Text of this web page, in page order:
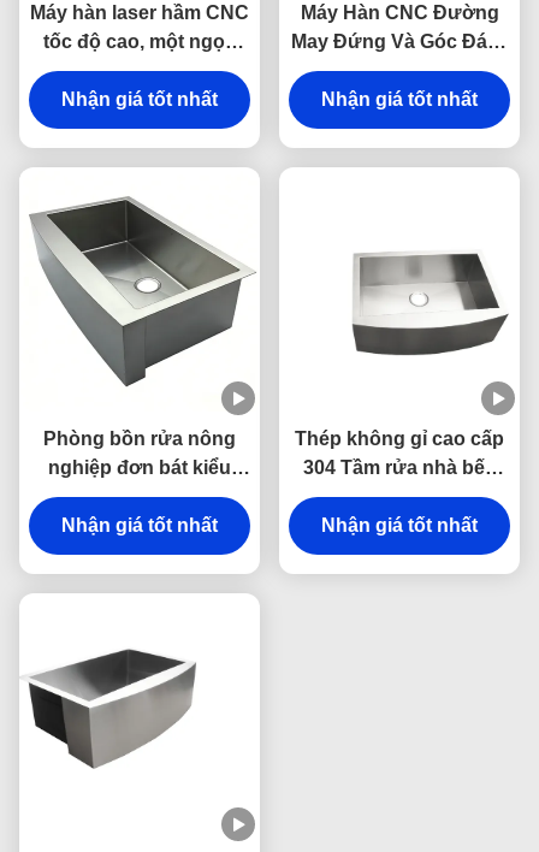
Máy hàn laser hầm CNC
tốc độ cao, một ngọn
đuốc tự động cho bồn
rửa thép không gỉ
Nhận giá tốt nhất
Máy Hàn CNC Đường
May Đứng Và Góc Đáy -
Máy Hàn Đặc Biệt
Nhận giá tốt nhất
Phòng bồn rửa nông
nghiệp đơn bát kiểu
châu Âu cong phía
trước trong thép không
gỉ 304 cho bếp
Nhận giá tốt nhất
Thép không gỉ cao cấp
304 Tầm rửa nhà bếp
dưới đáy với thiết kế
bồn rửa đơn chống trầy
xước và dễ làm sạch
Nhận giá tốt nhất